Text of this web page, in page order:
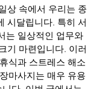
상 속에서 우리는 종
시달립니다. 특히 서
는 일상적인 업무와
기 마련입니다. 이러
식과 스트레스 해소
마사지는 매우 유용